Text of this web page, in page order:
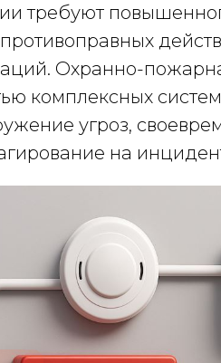
требуют
Охранно-
комплексных
угроз,
на